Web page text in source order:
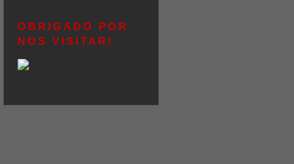
OBRIGADO POR
NOS VISITAR!